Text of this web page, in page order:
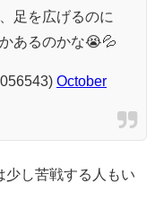
足を広げるのに
あるのかな😭💦
October
少し苦戦する人もい